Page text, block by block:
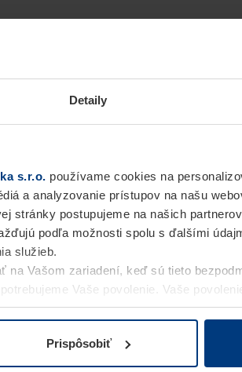
Detaily
s.r.o. používame cookies na
a analyzovanie prístupov na našu
stránky postupujeme na našich
podľa možnosti spolu s ďalšími
služieb.
Vašom zariadení, keď sú tieto
Vaše povolenie. Vaše
Vyhlásenie o ochrane osobných údajov
Prispôsobiť